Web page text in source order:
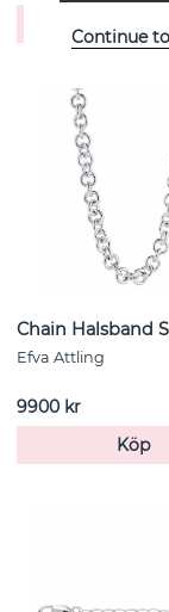
Chain Halsband
Efva Attling
9900 kr
Köp
Continue